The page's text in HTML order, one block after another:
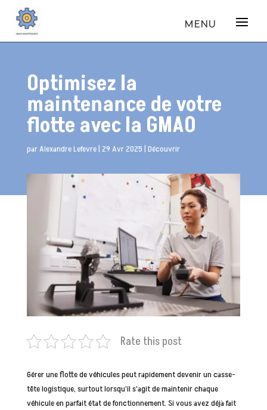
Optimisez la
maintenance de votre
flotte avec la GMAO
parAlexandre Lefevre| 29 Avr 2025 Découvrir
Rate this post
Gérer une flotte de véhicules peut rapidement devenir un casse-
tête logistique, surtout lorsqu’il s’agit de maintenir chaque
véhicule en parfait état de fonctionnement. Si vous avez déjà fait